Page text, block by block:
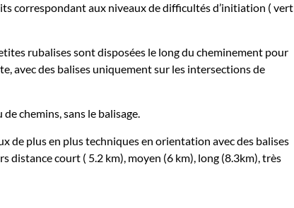
correspondant aux niveaux de difficultés d’initiation ( vert
rubalises sont disposées le long du cheminement pour
avec des balises uniquement sur les intersections de
chemins, sans le balisage.
de plus en plus techniques en orientation avec des balises
distance court ( 5.2 km), moyen (6 km), long (8.3km), très